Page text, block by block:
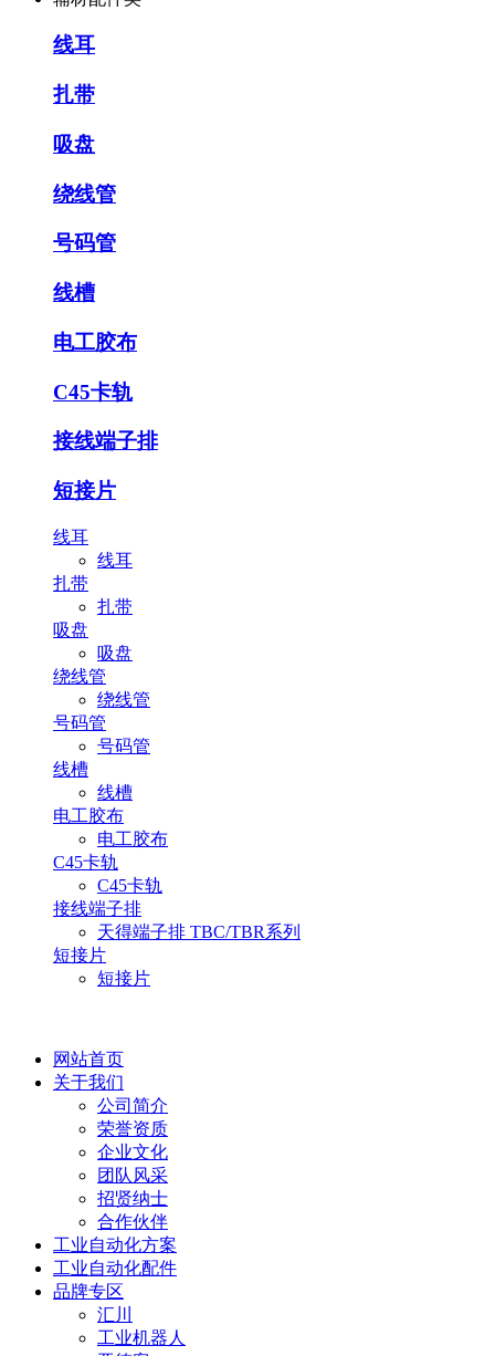
线耳
扎带
吸盘
绕线管
号码管
线槽
电工胶布
C45卡轨
接线端子排
短接片
线耳
线耳
扎带
扎带
吸盘
吸盘
绕线管
绕线管
号码管
号码管
线槽
线槽
电工胶布
电工胶布
C45卡轨
C45卡轨
接线端子排
天得端子排 TBC/TBR系列
短接片
短接片
网站首页
关于我们
公司简介
荣誉资质
企业文化
团队风采
招贤纳士
合作伙伴
工业自动化方案
工业自动化配件
品牌专区
汇川
工业机器人